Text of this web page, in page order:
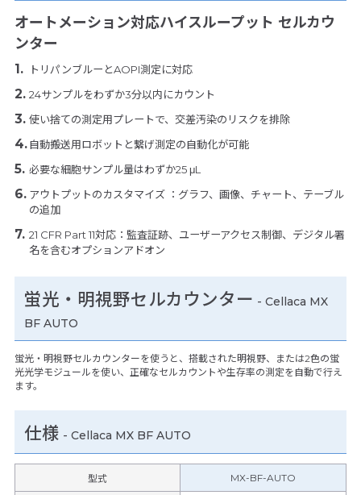
オートメーション対応ハイスループット セルカウ
ンター
トリパンブルーとAOPI測定に対応
24サンプルをわずか3分以内にカウント
使い捨ての測定用プレートで、交差汚染のリスクを排除
自動搬送用ロボットと繋げ測定の自動化が可能
必要な細胞サンプル量はわずか25 μL
アウトプットのカスタマイズ ：グラフ、画像、チャート、テーブル
の追加
21 CFR Part 11対応：監査証跡、ユーザーアクセス制御、デジタル署
名を含むオプションアドオン
蛍光・明視野セルカウンター - Cellaca MX
BF AUTO
蛍光・明視野セルカウンターを使うと、搭載された明視野、または2色の蛍
光光学モジュールを使い、正確なセルカウントや生存率の測定を自動で行え
ます。
仕様 - Cellaca MX BF AUTO
型式 MX-BF-AUTO